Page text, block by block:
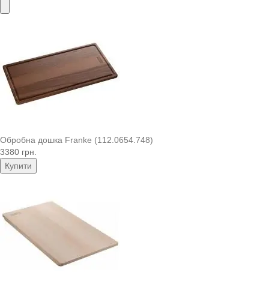
Обробна дошка Franke (112.0654.748)
3380 грн.
Купити